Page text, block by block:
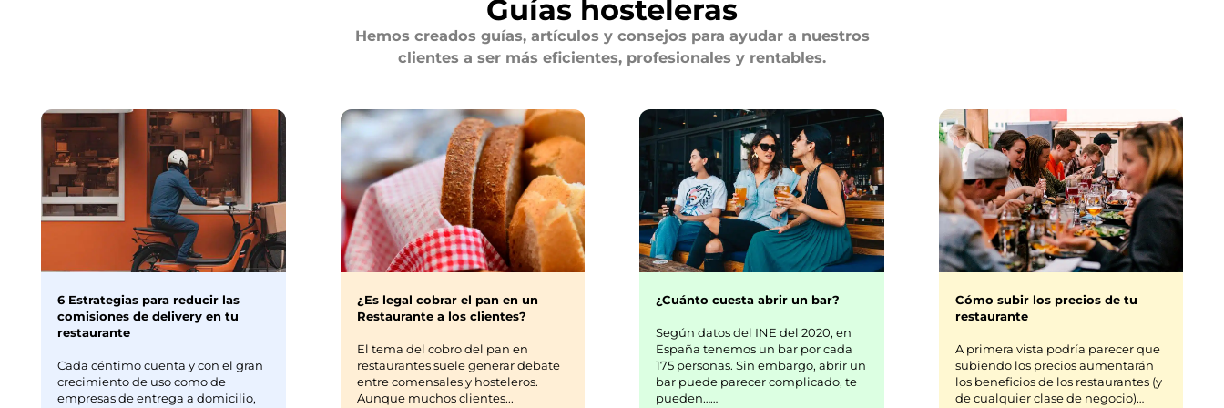
Guías hosteleras
Hemos creados guías, artículos y consejos para ayudar a nuestros
clientes a ser más eficientes, profesionales y rentables.
6 Estrategias para reducir las
comisiones de delivery en tu
restaurante
Cada céntimo cuenta y con el gran
crecimiento de uso como de
empresas de entrega a domicilio,
¿Es legal cobrar el pan en un
Restaurante a los clientes?
El tema del cobro del pan en
restaurantes suele generar debate
entre comensales y hosteleros.
Aunque muchos clientes...
¿Cuánto cuesta abrir un bar?
Según datos del INE del 2020, en
España tenemos un bar por cada
175 personas. Sin embargo, abrir un
bar puede parecer complicado, te
pueden……
Cómo subir los precios de tu
restaurante
A primera vista podría parecer que
subiendo los precios aumentarán
los beneficios de los restaurantes (y
de cualquier clase de negocio)…